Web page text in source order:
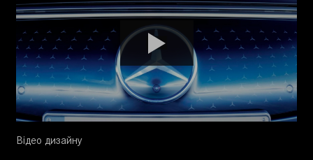
Відео дизайну